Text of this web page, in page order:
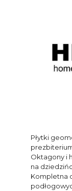
Płytki
Oktagony i
na
Kompletna